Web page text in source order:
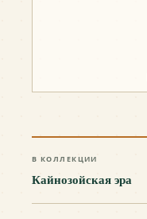
В КОЛЛЕКЦИИ
Кайнозойская эра